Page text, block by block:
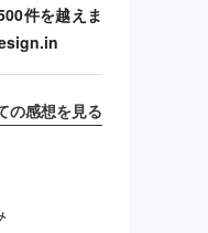
件を越えま
の感想を見る